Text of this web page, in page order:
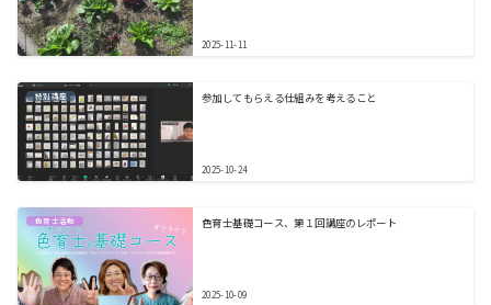
2025-11-11
特別講座 参加してもらえる仕組みを考えること
2025-10-24
色育士活動 色育士基礎コース、第１回講座のレポート
2025-10-09